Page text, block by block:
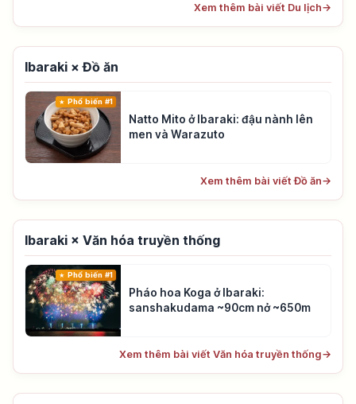
Xem thêm bài viết Du lịch→
Ibaraki × Đồ ăn
Phổ biến #1
Natto Mito ở Ibaraki: đậu nành lên
men và Warazuto
Xem thêm bài viết Đồ ăn→
Ibaraki × Văn hóa truyền thống
Phổ biến #1
Pháo hoa Koga ở Ibaraki:
sanshakudama ~90cm nở ~650m
Xem thêm bài viết Văn hóa truyền thống→